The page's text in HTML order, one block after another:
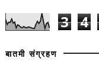
3 4
बातमी संग्रहण